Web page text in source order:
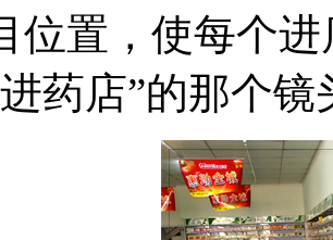
位置，使每个
药店”的那个